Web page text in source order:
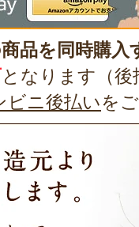
品を同時購入
となります（
ビニ後払いを